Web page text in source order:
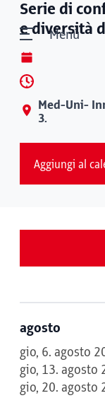
Menù
Serie di
e diversità
Med-Uni-
3.
Aggiungi al
agosto
gio, 6. agosto
gio, 13. agosto
gio, 20. agosto